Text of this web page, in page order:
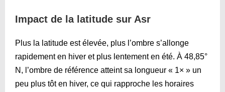
Impact de la latitude sur Asr
Plus la latitude est élevée, plus l’ombre s’allonge
rapidement en hiver et plus lentement en été. À 48,85°
N, l’ombre de référence atteint sa longueur « 1× » un
peu plus tôt en hiver, ce qui rapproche les horaires